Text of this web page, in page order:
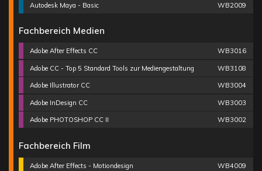
Autodesk Maya - Basic WB2009
Fachbereich Medien
Adobe After Effects CC WB3016
Adobe CC - Top 5 Standard Tools zur Mediengestaltung WB3108
Adobe Illustrator CC WB3004
Adobe InDesign CC WB3003
Adobe PHOTOSHOP CC II WB3002
Fachbereich Film
Adobe After Effects - Motiondesign WB4009